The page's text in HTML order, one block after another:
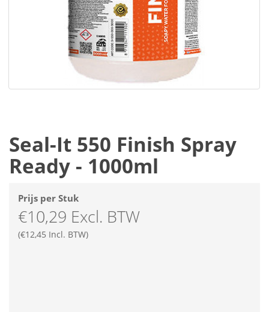
Seal-It 550 Finish Spray
Ready - 1000ml
Prijs per Stuk
€10,29 Excl. BTW
(€12,45 Incl. BTW)